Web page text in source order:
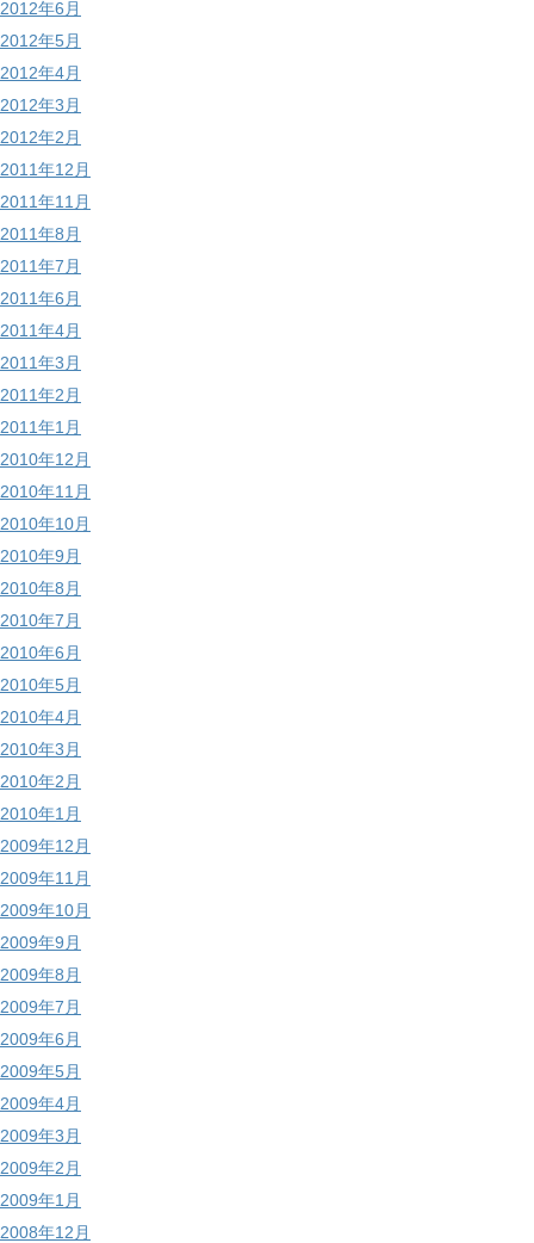
2012年6月
2012年5月
2012年4月
2012年3月
2012年2月
2011年12月
2011年11月
2011年8月
2011年7月
2011年6月
2011年4月
2011年3月
2011年2月
2011年1月
2010年12月
2010年11月
2010年10月
2010年9月
2010年8月
2010年7月
2010年6月
2010年5月
2010年4月
2010年3月
2010年2月
2010年1月
2009年12月
2009年11月
2009年10月
2009年9月
2009年8月
2009年7月
2009年6月
2009年5月
2009年4月
2009年3月
2009年2月
2009年1月
2008年12月